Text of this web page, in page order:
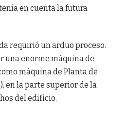
en cuenta la futura
requirió un arduo proceso.
una enorme máquina de
máquina de Planta de
en la parte superior de la
del edificio.